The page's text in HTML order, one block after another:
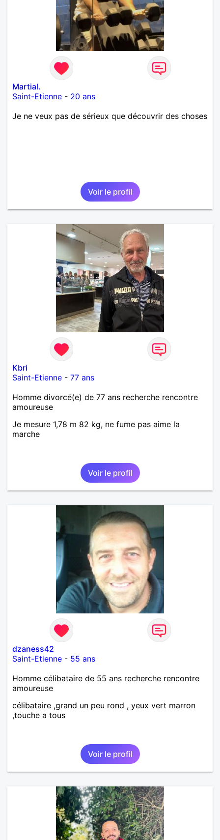
Martial.
Saint-Etienne - 20 ans
Je ne veux pas de sérieux que découvrir des choses
Voir le profil
Kbri
Saint-Etienne - 77 ans
Homme divorcé(e) de 77 ans recherche rencontre
amoureuse
Je mesure 1,78 m 82 kg, ne fume pas aime la
marche
Voir le profil
dzaness42
Saint-Etienne - 55 ans
Homme célibataire de 55 ans recherche rencontre
amoureuse
célibataire ,grand un peu rond , yeux vert marron
,touche a tous
Voir le profil